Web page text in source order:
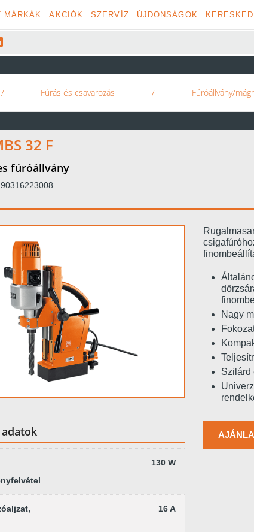
MÁRKÁK AKCIÓK SZERVÍZ ÚJDONSÁGOK
/ Fúrás és csavarozás / Fúróállvány/
32 F
fúróállvány
90316223008
130 W
16 A
Nagy
Szilárd